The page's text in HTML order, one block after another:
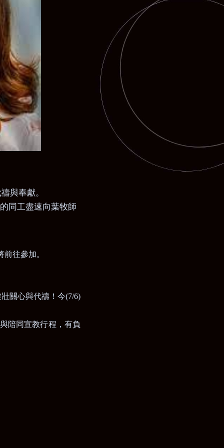
與奉獻。
同工盡速向葉牧師
往參加。
關心與代禱！今(7/6)
陪同宣教行程 ， 有負